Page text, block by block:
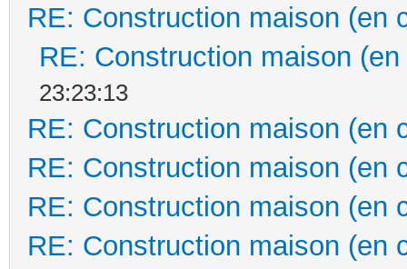
RE: Construction maison (en
RE: Construction maison
23:23:13
RE: Construction maison (en
RE: Construction maison (en
RE: Construction maison (en
RE: Construction maison (en